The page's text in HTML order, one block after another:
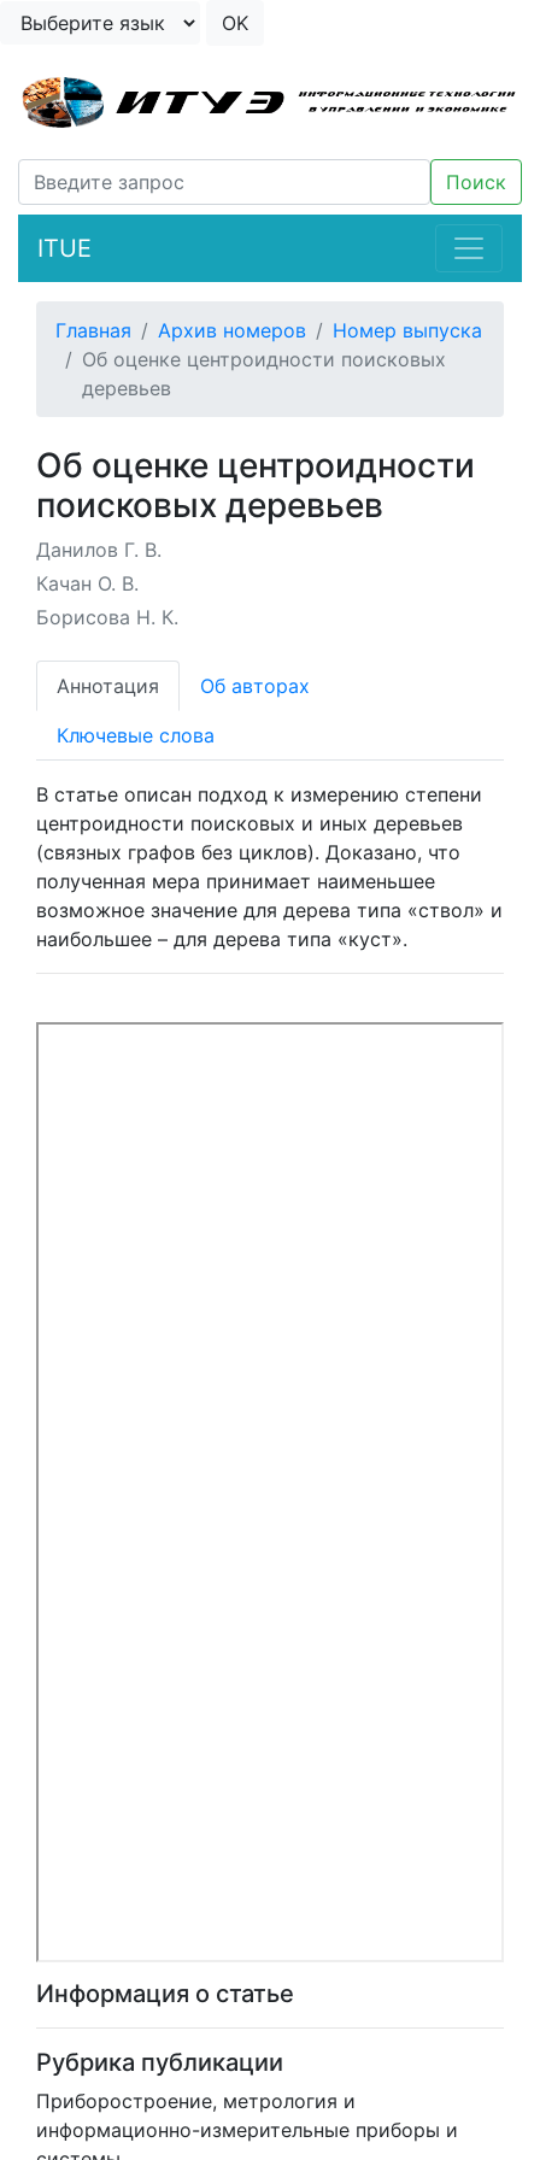
ITUE
Главная Архив номеров
Номер выпуска
Об оценке центроидности поисковых
деревьев
Об оценке центроидности
поисковых деревьев
Данилов Г. В.
Качан О. В.
Борисова Н. К.
Аннотация Об авторах
Ключевые слова
В статье описан подход к измерению степени
центроидности поисковых и иных деревьев
(связных графов без циклов). Доказано, что
полученная мера принимает наименьшее
возможное значение для дерева типа «ствол» и
наибольшее – для дерева типа «куст».
Информация о статье
Рубрика публикации
Приборостроение, метрология и
информационно-измерительные приборы и